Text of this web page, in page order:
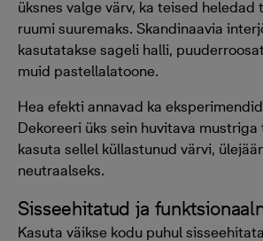
üksnes valge värv, ka teised heledad
ruumi suuremaks. Skandinaavia
kasutatakse sageli halli,
muid pastellalatoone.
Hea efekti annavad ka
Dekoreeri üks sein huvitava
kasuta sellel küllastunud värvi,
neutraalseks.
Sisseehitatud ja
Kasuta väikse kodu puhul